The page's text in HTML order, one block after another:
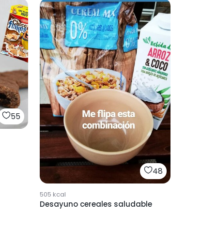
55
48
505 kcal
Desayuno cereales saludable